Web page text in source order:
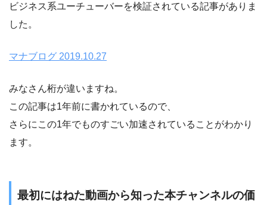
ビジネス系ユーチューバーを検証されている記事がありま
した。
マナブログ 2019.10.27
みなさん桁が違いますね。
この記事は1年前に書かれているので、
さらにこの1年でものすごい加速されていることがわかり
ます。
最初にはねた動画から知った本チャンネルの価